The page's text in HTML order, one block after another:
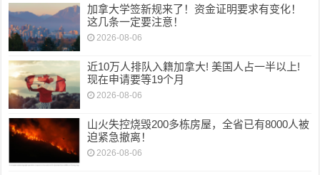
加拿大学签新规来了！资金证明要求有变化！
这几条一定要注意！
2026-08-06
近10万人排队入籍加拿大! 美国人占一半以上!
现在申请要等19个月
2026-08-06
山火失控烧毁200多栋房屋，全省已有8000人被
迫紧急撤离！
2026-08-06